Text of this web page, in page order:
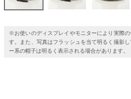
※お使いのディスプレイやモニターにより実際
す。また、写真はフラッシュを当て明るく撮影
ー系の帽子は明るく表示される場合があります。